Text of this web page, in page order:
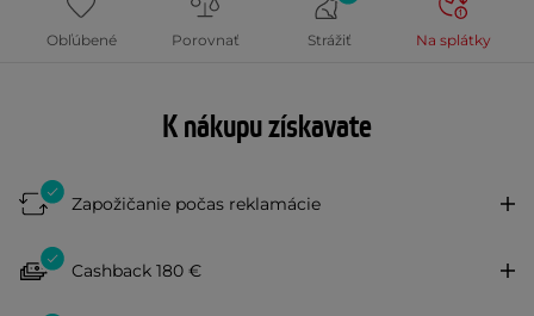
Obľúbené Porovnať Strážiť Na splátky
K nákupu získavate
Zapožičanie počas reklamácie
Cashback 180 €